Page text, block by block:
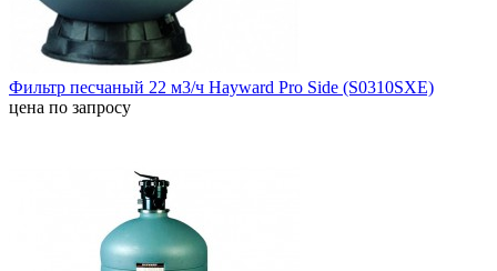
Фильтр песчаный 22 м3/ч Hayward Pro Side (S0310SXE)
цена по запросу